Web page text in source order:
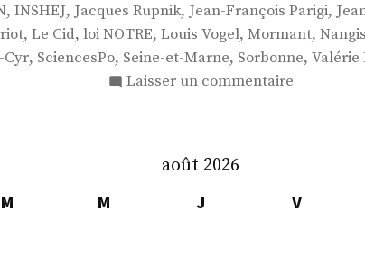
, INSHEJ, Jacques Rupnik, Jean-François Parigi,
, Le Cid, loi NOTRE, Louis Vogel, Mormant, Nangis
Cyr, SciencesPo, Seine-et-Marne, Sorbonne, Valérie
Laisser un commentairesur
août 2026
M M J V